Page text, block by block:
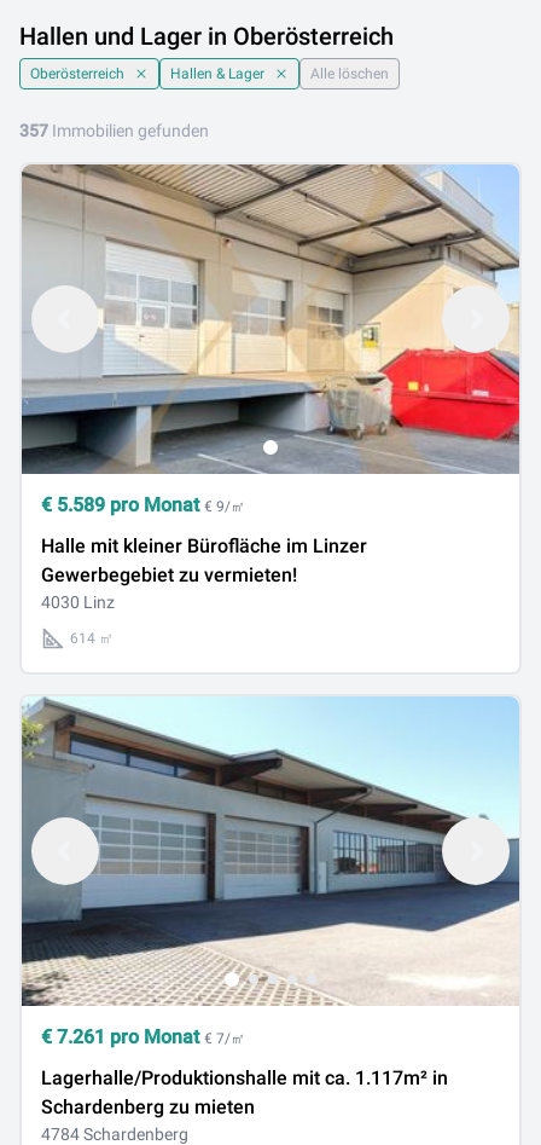
Hallen und Lager in Oberösterreich
Oberösterreich Hallen & Lager Alle löschen
357 Immobilien gefunden
€ 5.589 pro Monat € 9/㎡
Halle mit kleiner Bürofläche im Linzer
Gewerbegebiet zu vermieten!
4030 Linz
614 ㎡
€ 7.261 pro Monat € 7/㎡
Lagerhalle/Produktionshalle mit ca. 1.117m² in
Schardenberg zu mieten
4784 Schardenberg